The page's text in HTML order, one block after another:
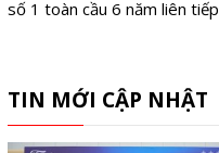
số 1 toàn cầu 6 năm liên tiếp
TIN MỚI CẬP NHẬT